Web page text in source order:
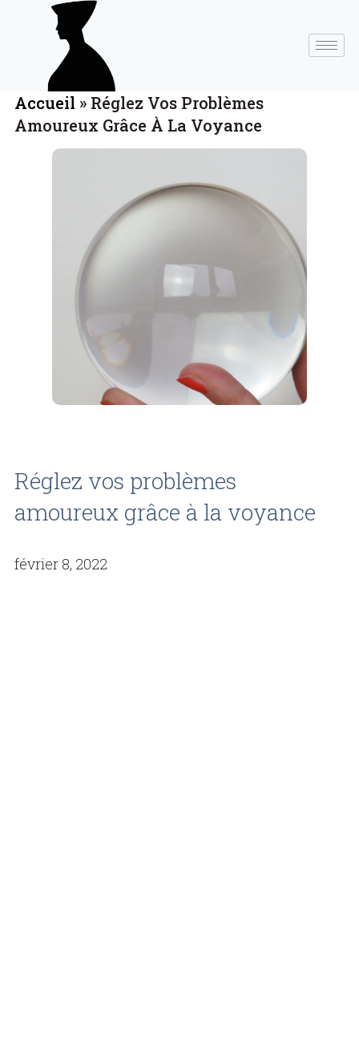
Accueil » Réglez Vos Problèmes
Amoureux Grâce À La Voyance
Réglez vos problèmes
amoureux grâce à la voyance
février 8, 2022